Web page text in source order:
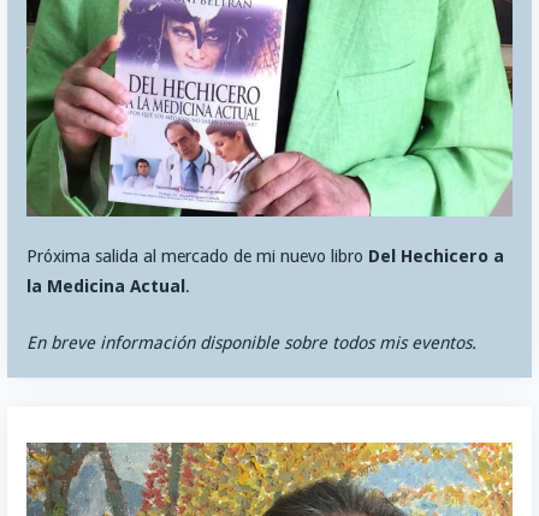
Próxima salida al mercado de mi nuevo libro Del Hechicero a
la Medicina Actual .
En breve información disponible sobre todos mis eventos.